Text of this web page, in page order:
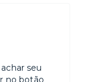
seu
no botão